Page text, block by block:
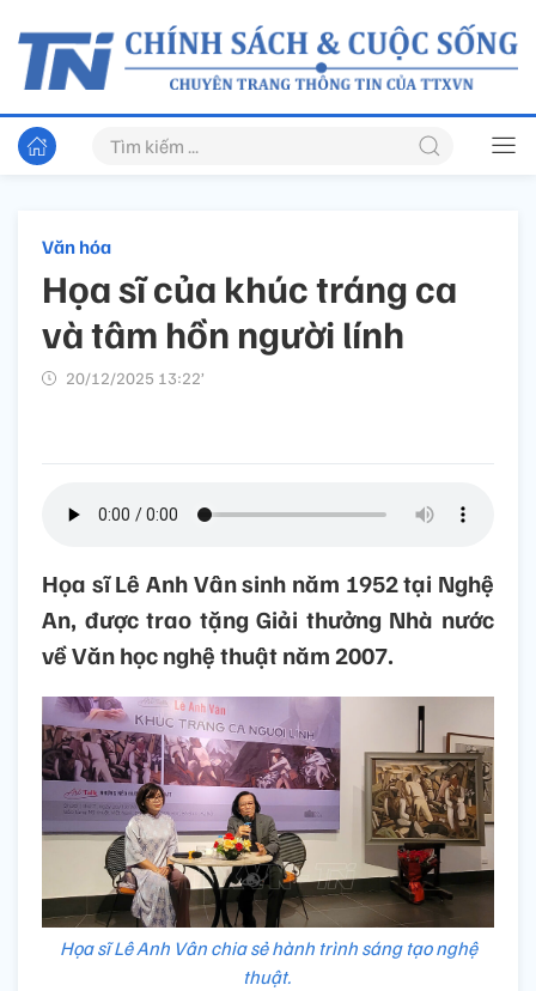
Văn hóa
Họa sĩ của khúc tráng ca
và tâm hồn người lính
20/12/2025 13:22’
Họa sĩ Lê Anh Vân sinh năm 1952 tại Nghệ
An, được trao tặng Giải thưởng Nhà nước
về Văn học nghệ thuật năm 2007.
Họa sĩ Lê Anh Vân chia sẻ hành trình sáng tạo nghệ
thuật.